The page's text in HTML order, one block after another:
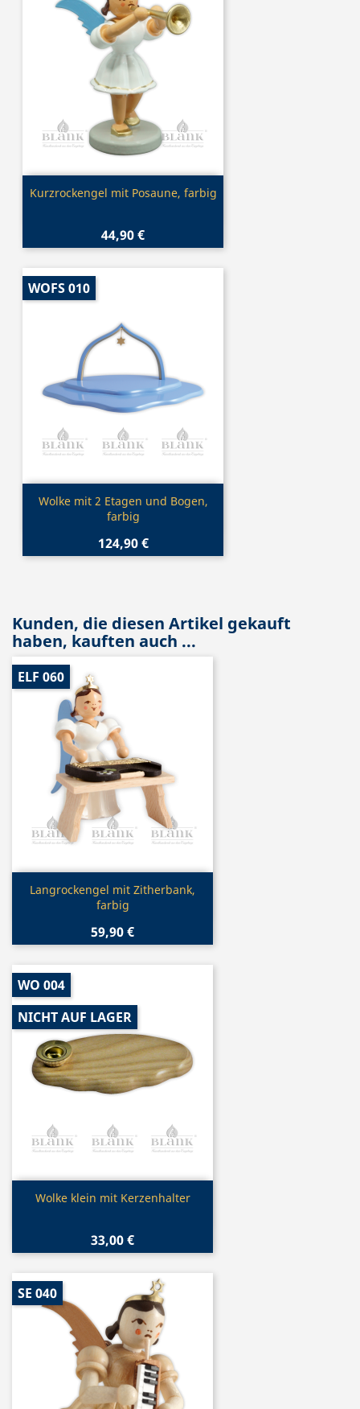
Vorschau
Kurzrockengel mit Posaune, farbig
44,90 €
 Vorschau
Wolke mit 2 Etagen und Bogen,
farbig
124,90 €
WOFS 010
Kunden, die diesen Artikel gekauft
haben, kauften auch ...
Vorschau
Langrockengel mit Zitherbank,
farbig
59,90 €
ELF 060
Vorschau
Wolke klein mit Kerzenhalter
33,00 €
WO 004
NICHT AUF LAGER
SE 040